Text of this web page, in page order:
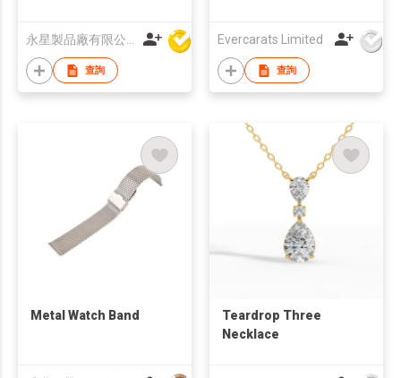
永星製品廠有限公司
查詢
Evercarats Limited
查詢
Metal Watch Band
Teardrop Three
Necklace